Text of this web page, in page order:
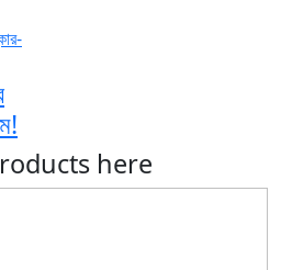
here